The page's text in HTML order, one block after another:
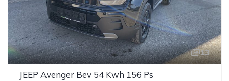
13
JEEP Avenger Bev 54 Kwh 156 Ps